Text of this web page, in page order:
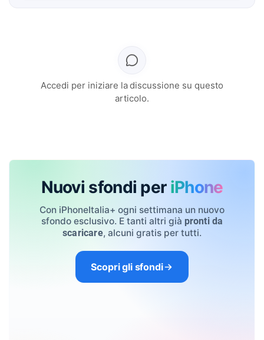
Accedi per iniziare la discussione su questo
articolo.
Nuovi sfondi per iPhone
Con iPhoneItalia+ ogni settimana un nuovo
sfondo esclusivo. E tanti altri già pronti da
scaricare, alcuni gratis per tutti.
Scopri gli sfondi